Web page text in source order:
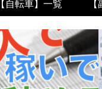
【自転車】一覧